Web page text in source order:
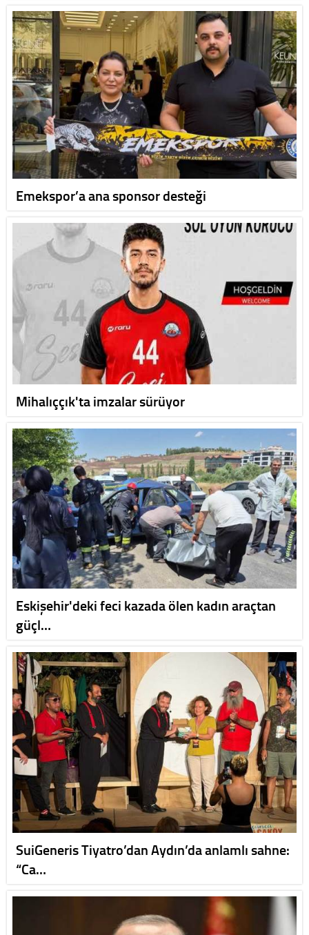
Emekspor’a ana sponsor desteği
Mihalıççık'ta imzalar sürüyor
Eskişehir'deki feci kazada ölen kadın araçtan
güçl…
SuiGeneris Tiyatro’dan Aydın’da anlamlı sahne:
“Ca…